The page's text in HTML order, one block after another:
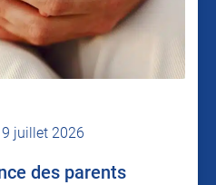
juillet 2026
des parents